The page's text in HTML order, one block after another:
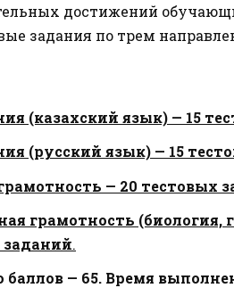
достижений
задания по трем
(казахский язык) — 15
(русский язык) — 15
— 20 тестовых
грамотность (биология,
заданий.
баллов — 65. Время